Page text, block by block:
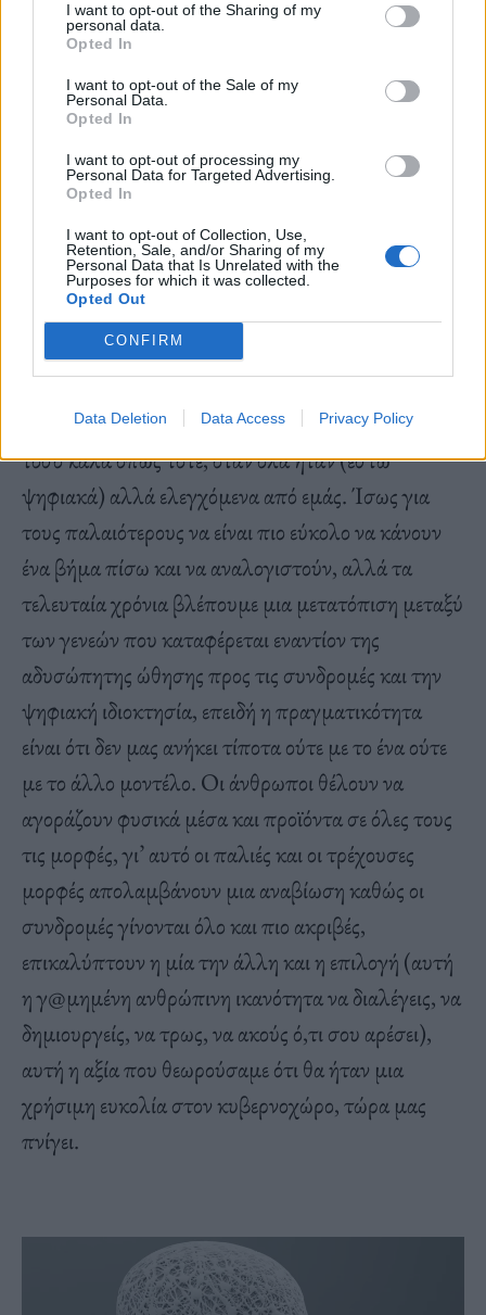
I want to opt-out of the Sharing of my
personal data.
Opted In
I want to opt-out of the Sale of my
Personal Data.
Opted In
I want to opt-out of processing my
Personal Data for Targeted Advertising.
Opted In
I want to opt-out of Collection, Use,
Retention, Sale, and/or Sharing of my
Personal Data that Is Unrelated with the
Purposes for which it was collected.
Opted Out
CONFIRM
Data Deletion Data Access Privacy Policy
ονειρευόμαστε; Μια πραγματικότητα όπου οι
μηχανές αναλαμβάνουν τη δημιουργία και εμείς
απλώς παρακολουθούμε; Ή μήπως είναι απλώς
μια κακή φάρσα που θα μας κοστίσει περισσότερο
από ό,τι φανταζόμαστε;
Εάν δεν το έχετε καταλάβει ακόμα, όμως, αναδύεται
μια ενδιαφέρουσα τροπή των γεγονότων, μια
παράξενη συμβολή ιδεών που αναμειγνύονται με
την κοινωνική ανάγκη για νοσταλγία. Πραγματική
νοσταλγία για τα περιοδικά. Πραγματική
νοσταλγία για καλή μουσική που την φτιάχνουν
τόσο καλά όπως τότε, όταν όλα ήταν (έστω
ψηφιακά) αλλά ελεγχόμενα από εμάς. Ίσως για
τους παλαιότερους να είναι πιο εύκολο να κάνουν
ένα βήμα πίσω και να αναλογιστούν, αλλά τα
τελευταία χρόνια βλέπουμε μια μετατόπιση μεταξύ
των γενεών που καταφέρεται εναντίον της
αδυσώπητης ώθησης προς τις συνδρομές και την
ψηφιακή ιδιοκτησία, επειδή η πραγματικότητα
είναι ότι δεν μας ανήκει τίποτα ούτε με το ένα ούτε
με το άλλο μοντέλο. Οι άνθρωποι θέλουν να
αγοράζουν φυσικά μέσα και προϊόντα σε όλες τους
τις μορφές, γι’ αυτό οι παλιές και οι τρέχουσες
μορφές απολαμβάνουν μια αναβίωση καθώς οι
συνδρομές γίνονται όλο και πιο ακριβές,
επικαλύπτουν η μία την άλλη και η επιλογή (αυτή
η γ@μημένη ανθρώπινη ικανότητα να διαλέγεις, να
δημιουργείς, να τρως, να ακούς ό,τι σου αρέσει),
αυτή η αξία που θεωρούσαμε ότι θα ήταν μια
χρήσιμη ευκολία στον κυβερνοχώρο, τώρα μας
πνίγει.